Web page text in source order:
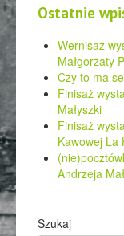
Ostatnie
Wernisaż
Małgorzaty
Czy to ma
Finisaż
Małyszki
Finisaż
Kawowej La
Andrzeja
Szukaj